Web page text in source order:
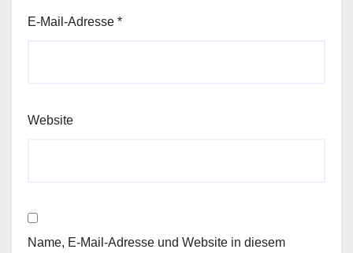
E-Mail-Adresse *
Website
Name, E-Mail-Adresse und Website in diesem